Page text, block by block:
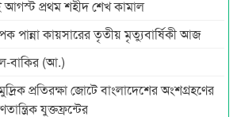
আগস্ট প্রথম শহীদ শেখ কামাল
পান্না কায়সারের তৃতীয় মৃত্যুবার্ষিকী আজ
বাকির (আ.)
প্রতিরক্ষা জোটে বাংলাদেশের অংশগ্রহণের
যুক্তফ্রন্টের